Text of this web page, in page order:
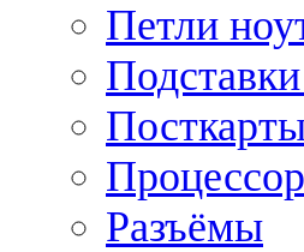
Петли
Разъёмы